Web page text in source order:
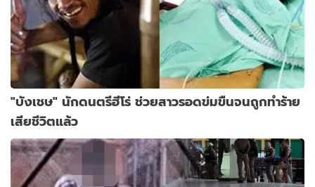
"บังเชษ" นักดนตรีฮีโร่ ช่วยสาวรอดข่มขืนจนถูกทำร้าย
เสียชีวิตแล้ว